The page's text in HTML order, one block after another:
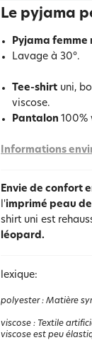
Le pyjama
Pyjama
Lavage à 30°.
Tee-shirt uni,
viscose.
Pantalon 100%
Informations
Envie de confort
l'imprimé peau
shirt uni est
léopard.
lexique:
polyester: Matière
viscose : Textile
viscose est peu